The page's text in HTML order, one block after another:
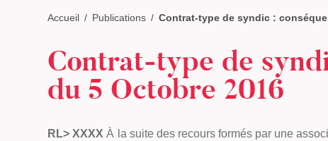
Accueil Publications Contrat-type de syndic :
Contrat-type de
du 5 Octobre 2016
RL> XXXX À la suite des recours formés par une